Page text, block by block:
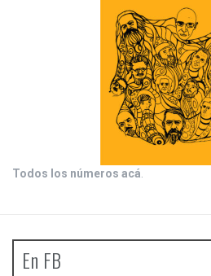
Todos los números acá.
En FB